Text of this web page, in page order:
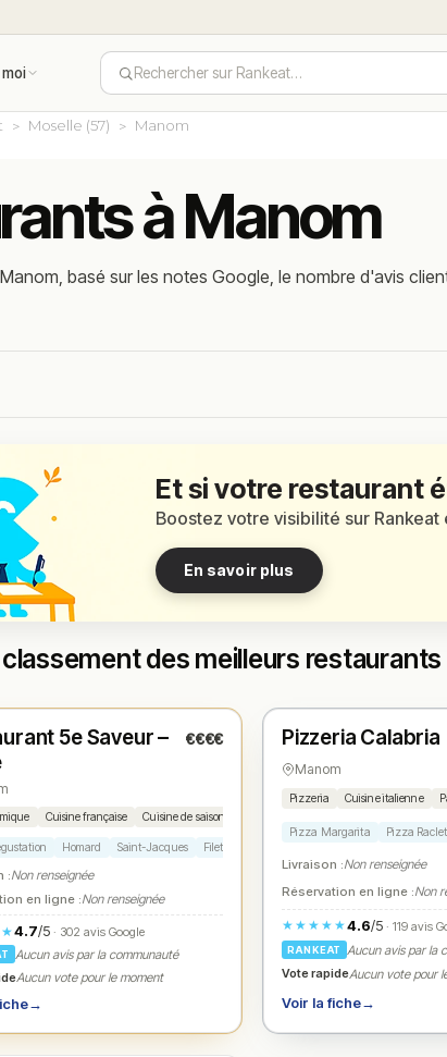
Rechercher sur Rankeat…
Moselle (57) Manom
à Manom
basé sur les notes Google, le nombre d'avis
Et si votre restaurant
Boostez votre visibilité sur
En savoir plus
des meilleurs restaurants
5e Saveur –
€€€€
Cuisine française Cuisine de saison
Homard Saint-Jacques Filet de bœuf
:Non renseignée
en ligne :Non renseignée
4.7/5· 302 avis Google
Aucun avis par la communauté
Aucun vote pour le moment
→
★ N° 2
Pizzeria Calabria
Manom
Pizzeria Cuisine italienne
Pizza Margarita Pizza
Livraison :Non renseignée
Réservation en ligne :Non
★★★★★4.6/5· 119 avis
RANKEAT
Aucun avis par la
Vote rapideAucun vote pour
Voir la fiche→